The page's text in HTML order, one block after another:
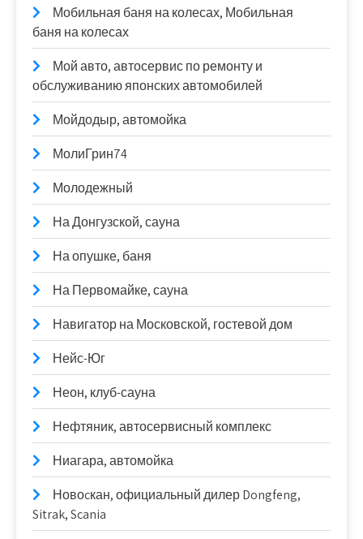
Мобильная баня на колесах, Мобильная
баня на колесах
Мой авто, автосервис по ремонту и
обслуживанию японских автомобилей
Мойдодыр, автомойка
МолиГрин74
Молодежный
На Донгузской, сауна
На опушке, баня
На Первомайке, сауна
Навигатор на Московской, гостевой дом
Нейс-Юг
Неон, клуб-сауна
Нефтяник, автосервисный комплекс
Ниагара, автомойка
Новоcкан, официальный дилер Dongfeng,
Sitrak, Scania